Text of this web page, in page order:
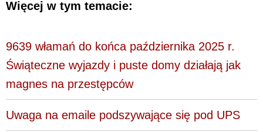
Więcej w tym temacie:
9639 włamań do końca października 2025 r.
Świąteczne wyjazdy i puste domy działają jak
magnes na przestępców
Uwaga na emaile podszywające się pod UPS